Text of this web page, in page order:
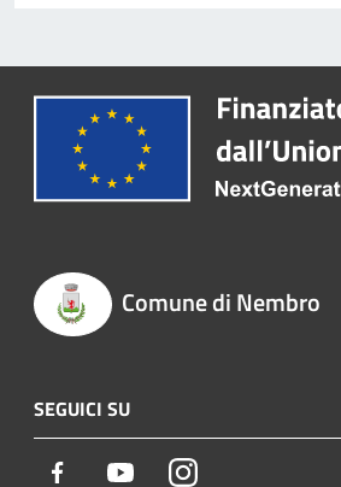
Comune di Nembro
SEGUICI SU
Facebook YoutubeInstagram